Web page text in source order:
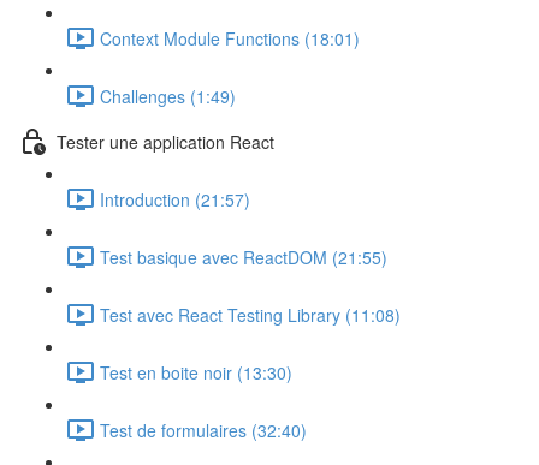
Context Module Functions (18:01)
Challenges (1:49)
Tester une application React
Introduction (21:57)
Test basique avec ReactDOM (21:55)
Test avec React Testing Library (11:08)
Test en boite noir (13:30)
Test de formulaires (32:40)